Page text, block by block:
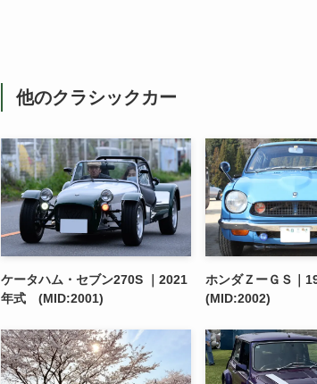
他のクラシックカー
ケータハム・セブン270S ｜2021
年式 (MID:2001)
ホンダＺーＧＳ｜
(MID:2002)